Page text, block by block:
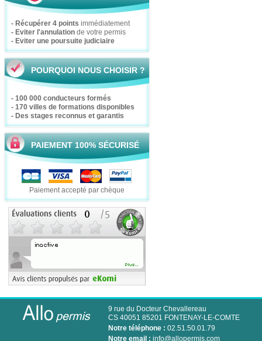
- Récupérer 4 points immédiatement
- Eviter l'annulationde votre permis
- Eviter une poursuite judiciaire
POURQUOI NOUS CHOISIR ?
- 100 000 conducteurs formés
- 170 villes de formations disponibles
- Des stages reconnus et garantis
PAIEMENT 100% SÉCURISÉ
Paiement accepté par chèque
9 rue du Docteur Chevallereau
CS 40051 85201 FONTENAY-LE-COMTE
Notre téléphone : 02.51.50.01.79
Notre email : info@allopermis.com